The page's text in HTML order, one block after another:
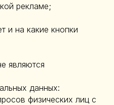
рекламе;
и на какие кнопки
являются
данных:
физических лиц с